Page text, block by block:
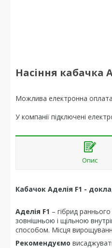
Насіння кабачка
У компанії підключені
Опис
Кабачок Аделія F1 -
Аделія F1 – гібрид
зовнішньою і щільною
способом. Місця
Рекомендуємо